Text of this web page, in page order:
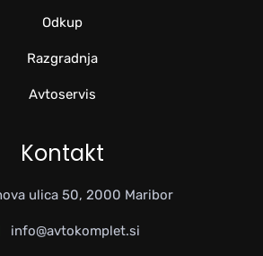
Odkup
Razgradnja
Avtoservis
Kontakt
ulica 50, 2000 Maribor
info@avtokomplet.si